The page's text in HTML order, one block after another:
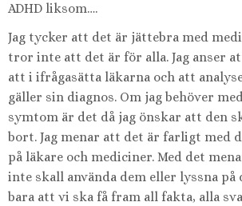
ADHD liksom….
Jag tycker att det är jättebra med
tror inte att det är för alla. Jag anser
att i ifrågasätta läkarna och att
gäller sin diagnos. Om jag behöver
symtom är det då jag önskar att den
bort. Jag menar att det är farligt med
på läkare och mediciner. Med det
inte skall använda dem eller lyssna på
bara att vi ska få fram all fakta, alla